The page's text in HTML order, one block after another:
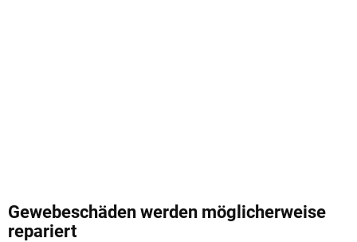
Gewebeschäden werden möglicherweise
repariert